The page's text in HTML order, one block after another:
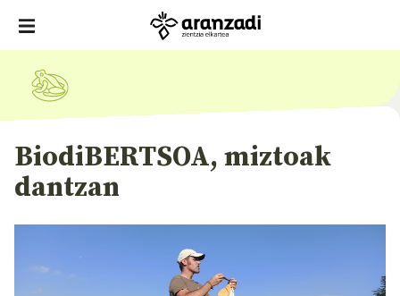
BiodiBERTSOA, miztoak
dantzan